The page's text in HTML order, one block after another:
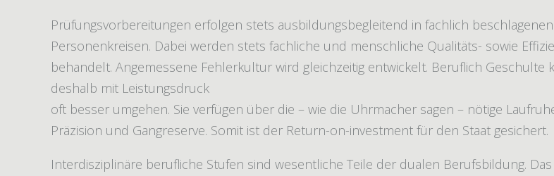
Prüfungsvorbereitungen erfolgen stets ausbildungsbegleitend in fachlich beschlagenen
Personenkreisen. Dabei werden stets fachliche und menschliche Qualitäts- sowie
behandelt. Angemessene Fehlerkultur wird gleichzeitig entwickelt. Beruflich Geschulte
deshalb mit Leistungsdruck
oft besser umgehen. Sie verfügen über die – wie die Uhrmacher sagen – nötige
Präzision und Gangreserve. Somit ist der Return-on-investment für den Staat gesichert.
Interdisziplinäre berufliche Stufen sind wesentliche Teile der dualen Berufsbildung.